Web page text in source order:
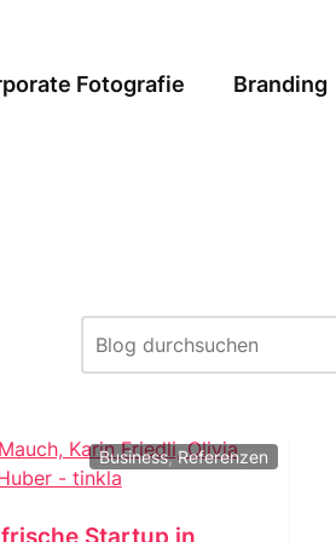
Fotografie Branding
Startup in
Business,Referenzen